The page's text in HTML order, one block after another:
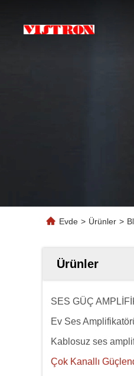
Evde > Ürünler >
Ürünler
SES GÜÇ
Ev Ses
Kablosuz ses
Çok Kanallı